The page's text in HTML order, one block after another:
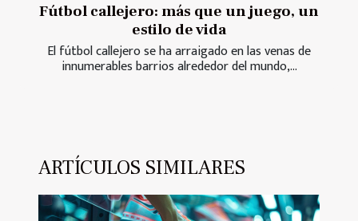
Fútbol callejero: más que un juego, un
estilo de vida
El fútbol callejero se ha arraigado en las venas de
innumerables barrios alrededor del mundo,...
ARTÍCULOS SIMILARES